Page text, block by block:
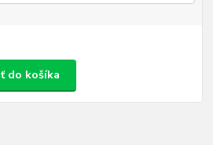
do košíka